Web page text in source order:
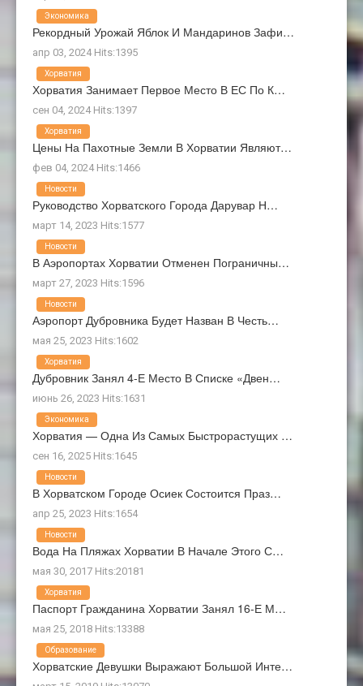
Рекордный Урожай Яблок И Мандаринов Зафи…
апр 03, 2024 Hits:1395
Экономика
Хорватия Занимает Первое Место В ЕС По К…
сен 04, 2024 Hits:1397
Хорватия
Цены На Пахотные Земли В Хорватии Являют…
фев 04, 2024 Hits:1466
Хорватия
Руководство Хорватского Города Дарувар Н…
март 14, 2023 Hits:1577
Новости
В Аэропортах Хорватии Отменен Пограничны…
март 27, 2023 Hits:1596
Новости
Аэропорт Дубровника Будет Назван В Честь…
мая 25, 2023 Hits:1602
Новости
Дубровник Занял 4-Е Место В Списке «Двен…
июнь 26, 2023 Hits:1631
Хорватия
Хорватия — Одна Из Самых Быстрорастущих …
сен 16, 2025 Hits:1645
Экономика
В Хорватском Городе Осиек Состоится Праз…
апр 25, 2023 Hits:1654
Новости
Вода На Пляжах Хорватии В Начале Этого С…
мая 30, 2017 Hits:20181
Новости
Паспорт Гражданина Хорватии Занял 16-Е М…
мая 25, 2018 Hits:13388
Хорватия
Хорватские Девушки Выражают Большой Инте…
Образование